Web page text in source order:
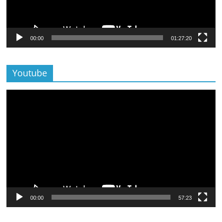
00:00 01:27:20
Youtube
00:00 57:23